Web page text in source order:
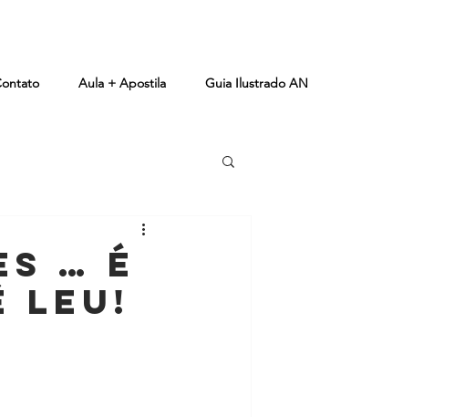
Aula + Apostila Guia Ilustrado AN
… é
leu!